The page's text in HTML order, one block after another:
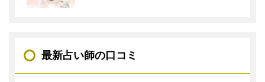
最新占い師の口コミ